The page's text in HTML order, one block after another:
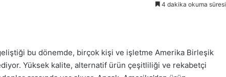
4 dakika okuma süresi
bu dönemde, birçok kişi ve işletme Amerika Birleşik
Yüksek kalite, alternatif ürün çeşitliliği ve rekabetçi